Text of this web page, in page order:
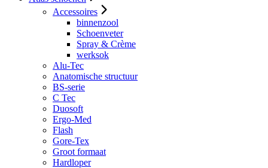
Accessoires
binnenzool
Schoenveter
Spray & Crème
werksok
Alu-Tec
Anatomische structuur
BS-serie
C Tec
Duosoft
Ergo-Med
Flash
Gore-Tex
Groot formaat
Hardloper